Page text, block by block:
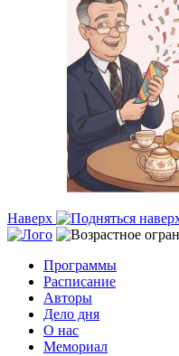
Наверх
Программы
Расписание
Авторы
Дело дня
О нас
Мемориал